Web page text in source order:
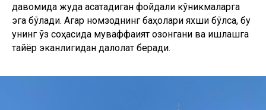
давомида жуда асқатадиган фойдали кўникмаларга
эга бўлади. Агар номзоднинг баҳолари яхши бўлса, бу
унинг ўз соҳасида муваффақият қозонгани ва ишлашга
тайёр эканлигидан далолат беради.